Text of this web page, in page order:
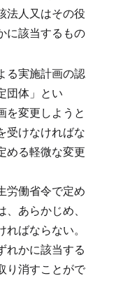
法人又はその役
に該当するもの
る実施計画の認
団体」とい
を変更しようと
受けなければな
める軽微な変更
労働省令で定め
あらかじめ、
ばならない。
れかに該当する
り消すことがで